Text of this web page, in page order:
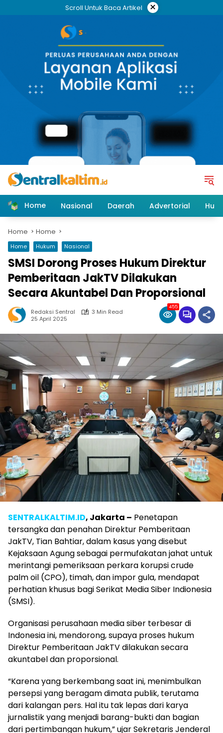
Scroll Untuk Baca Artikel ×
Home Nasional Daerah Advertorial
Home Home
Home Hukum Nasional
SMSI Dorong Proses Hukum Direktur
Pemberitaan JakTV Dilakukan
Secara Akuntabel Dan Proporsional
Redaksi Sentral
3 Min Read
25 April 2025
455
SENTRALKALTIM.ID, Jakarta – Penetapan
tersangka dan penahan Direktur Pemberitaan
JakTV, Tian Bahtiar, dalam kasus yang disebut
Kejaksaan Agung sebagai permufakatan jahat untuk
merintangi pemeriksaan perkara korupsi crude
palm oil (CPO), timah, dan impor gula, mendapat
perhatian khusus bagi Serikat Media Siber Indionesia
(SMSI).
Organisasi perusahaan media siber terbesar di
Indonesia ini, mendorong, supaya proses hukum
Direktur Pemberitaan JakTV dilakukan secara
akuntabel dan proporsional.
“Karena yang berkembang saat ini, menimbulkan
persepsi yang beragam dimata publik, terutama
dari kalangan pers. Hal itu tak lepas dari karya
jurnalistik yang menjadi barang-bukti dan bagian
dari pertimbangan hukum,” ujar Sekretaris Jenderal